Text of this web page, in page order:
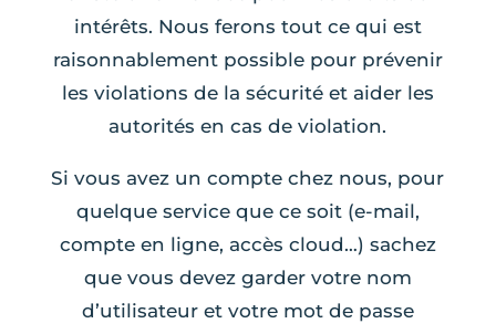
intérêts. Nous ferons tout ce qui est
raisonnablement possible pour prévenir
les violations de la sécurité et aider les
autorités en cas de violation.
Si vous avez un compte chez nous, pour
quelque service que ce soit (e-mail,
compte en ligne, accès cloud…) sachez
que vous devez garder votre nom
d’utilisateur et votre mot de passe